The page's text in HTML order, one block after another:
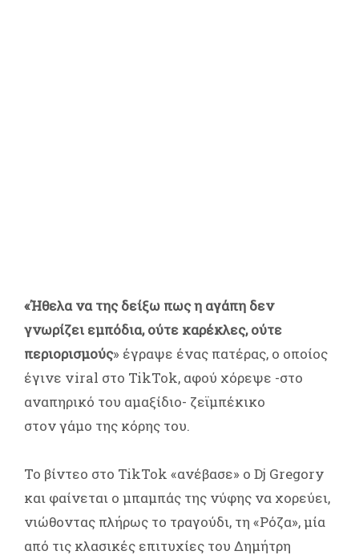
«Ήθελα να της δείξω πως η αγάπη δεν
γνωρίζει εμπόδια, ούτε καρέκλες, ούτε
περιορισμούς» έγραψε ένας πατέρας, ο οποίος
έγινε viral στο TikTok, αφού χόρεψε -στο
αναπηρικό του αμαξίδιο- ζεϊμπέκικο
στον γάμο της κόρης του.
Το βίντεο στο TikTok «ανέβασε» ο Dj Gregory
και φαίνεται ο μπαμπάς της νύφης να χορεύει,
νιώθοντας πλήρως το τραγούδι, τη «Ρόζα», μία
από τις κλασικές επιτυχίες του Δημήτρη